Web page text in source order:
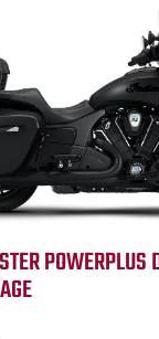
POWERPLUS